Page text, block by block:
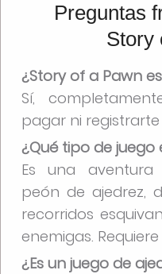
Preguntas
Story
¿Story of a Pawn
Sí,
pagar ni
¿Qué tipo de juego
Es una
peón de ajedrez,
recorridos
enemigas.
¿Es un juego de